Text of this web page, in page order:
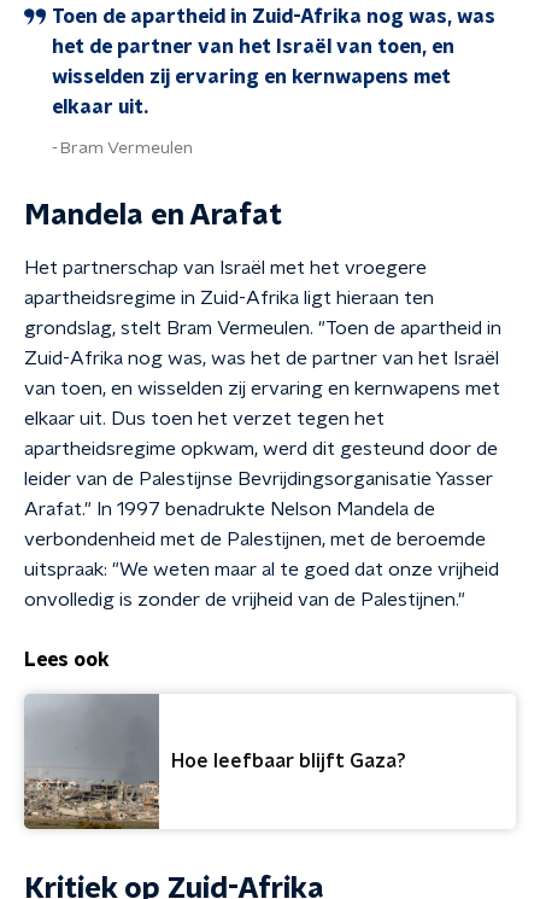
Toen de apartheid in Zuid-Afrika nog was, was
het de partner van het Israël van toen, en
wisselden zij ervaring en kernwapens met
elkaar uit.
Bram Vermeulen
Mandela en Arafat
Het partnerschap van Israël met het vroegere
apartheidsregime in Zuid-Afrika ligt hieraan ten
grondslag, stelt Bram Vermeulen. "Toen de apartheid in
Zuid-Afrika nog was, was het de partner van het Israël
van toen, en wisselden zij ervaring en kernwapens met
elkaar uit. Dus toen het verzet tegen het
apartheidsregime opkwam, werd dit gesteund door de
leider van de Palestijnse Bevrijdingsorganisatie Yasser
Arafat." In 1997 benadrukte Nelson Mandela de
verbondenheid met de Palestijnen, met de beroemde
uitspraak: "We weten maar al te goed dat onze vrijheid
onvolledig is zonder de vrijheid van de Palestijnen."
Lees ook
Hoe leefbaar blijft Gaza?
Kritiek op Zuid-Afrika